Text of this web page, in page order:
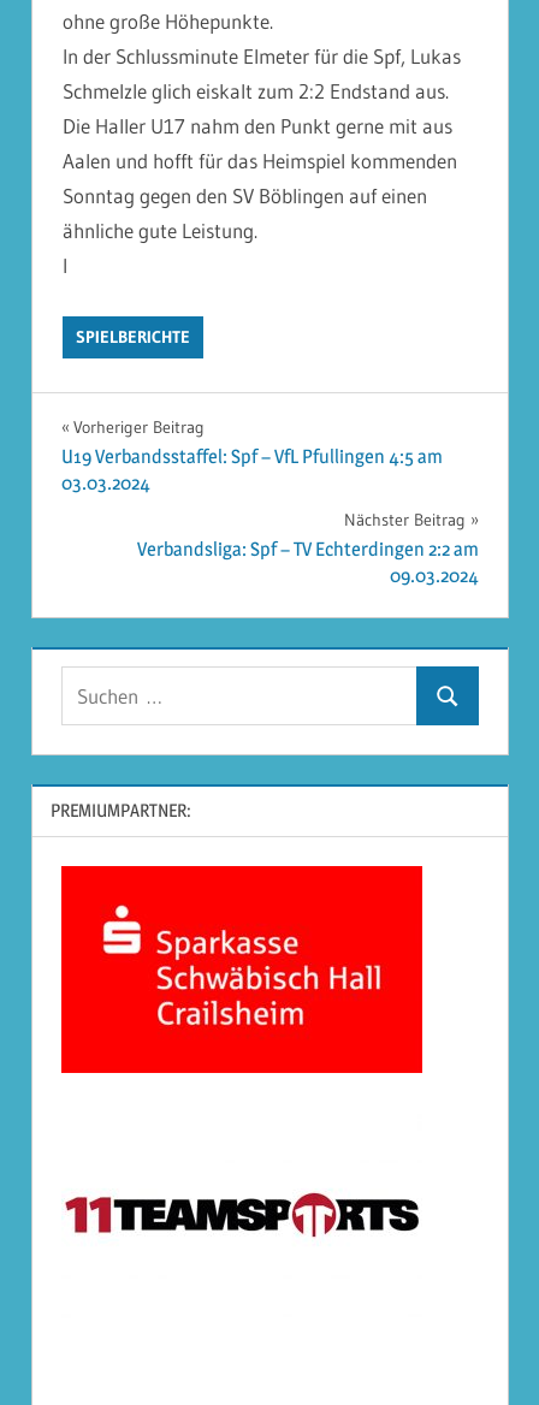
ohne große Höhepunkte.
In der Schlussminute Elmeter für die Spf, Lukas
Schmelzle glich eiskalt zum 2:2 Endstand aus.
Die Haller U17 nahm den Punkt gerne mit aus
Aalen und hofft für das Heimspiel kommenden
Sonntag gegen den SV Böblingen auf einen
ähnliche gute Leistung.
I
SPIELBERICHTE
Beitragsnavigation
Vorheriger Beitrag
U19 Verbandsstaffel: Spf – VfL Pfullingen 4:5 am
03.03.2024
Nächster Beitrag
Verbandsliga: Spf – TV Echterdingen 2:2 am
09.03.2024
Suchen
PREMIUMPARTNER: